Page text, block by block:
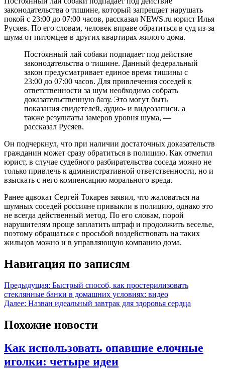
законодательства о тишине, который запрещает нарушать
покой с 23:00 до 07:00 часов, рассказал NEWS.ru юрист Илья
Русяев. По его словам, человек вправе обратиться в суд из-за
шума от питомцев в других квартирах жилого дома.
Постоянный лай собаки подпадает под действие
законодательства о тишине. Данный федеральный
закон предусматривает единое время тишины с
23:00 до 07:00 часов. Для привлечения соседей к
ответственности за шум необходимо собрать
доказательственную базу. Это могут быть
показания свидетелей, аудио- и видеозаписи, а
также результаты замеров уровня шума, —
рассказал Русяев.
Он подчеркнул, что при наличии достаточных доказательств
гражданин может сразу обратиться в полицию. Как отметил
юрист, в случае судебного разбирательства соседа можно не
только привлечь к административной ответственности, но и
взыскать с него компенсацию морального вреда.
Ранее адвокат Сергей Токарев заявил, что жаловаться на
шумных соседей россияне привыкли в полицию, однако это
не всегда действенный метод. По его словам, порой
нарушителям проще заплатить штраф и продолжить веселье,
поэтому обращаться с просьбой воздействовать на таких
жильцов можно и в управляющую компанию дома.
Навигация по записям
Предыдущая: Быстрый способ, как простерилизовать
стеклянные банки в домашних условиях: видео
Далее: Назван идеальный завтрак для здоровья сердца
Похожие новости
Как использовать опавшие елочные
иголки: четыре идеи